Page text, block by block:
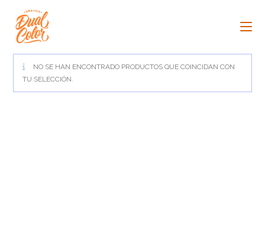
contenido
NO SE HAN ENCONTRADO PRODUCTOS QUE COINCIDAN CON
TU SELECCIÓN.